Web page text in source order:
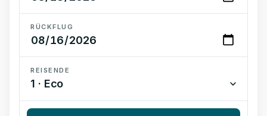
RÜCKFLUG
REISENDE
1 · Eco